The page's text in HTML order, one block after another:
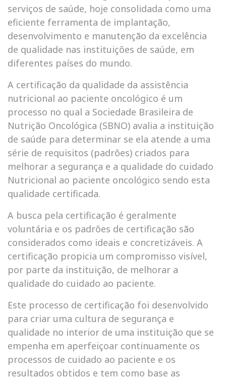
serviços de saúde, hoje consolidada como uma
eficiente ferramenta de implantação,
desenvolvimento e manutenção da excelência
de qualidade nas instituições de saúde, em
diferentes países do mundo.
A certificação da qualidade da assistência
nutricional ao paciente oncológico é um
processo no qual a Sociedade Brasileira de
Nutrição Oncológica (SBNO) avalia a instituição
de saúde para determinar se ela atende a uma
série de requisitos (padrões) criados para
melhorar a segurança e a qualidade do cuidado
Nutricional ao paciente oncológico sendo esta
qualidade certificada.
A busca pela certificação é geralmente
voluntária e os padrões de certificação são
considerados como ideais e concretizáveis. A
certificação propicia um compromisso visível,
por parte da instituição, de melhorar a
qualidade do cuidado ao paciente.
Este processo de certificação foi desenvolvido
para criar uma cultura de segurança e
qualidade no interior de uma instituição que se
empenha em aperfeiçoar continuamente os
processos de cuidado ao paciente e os
resultados obtidos e tem como base as